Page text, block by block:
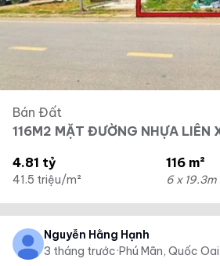
Bán Đất
116M2 MẶT ĐƯỜNG NHỰA LIÊN
4.81 tỷ
41.5 triệu/m²
116 m²
6 x 19.3m
Nguyễn Hằng Hạnh
3 tháng trước·Phú Mãn, Quốc